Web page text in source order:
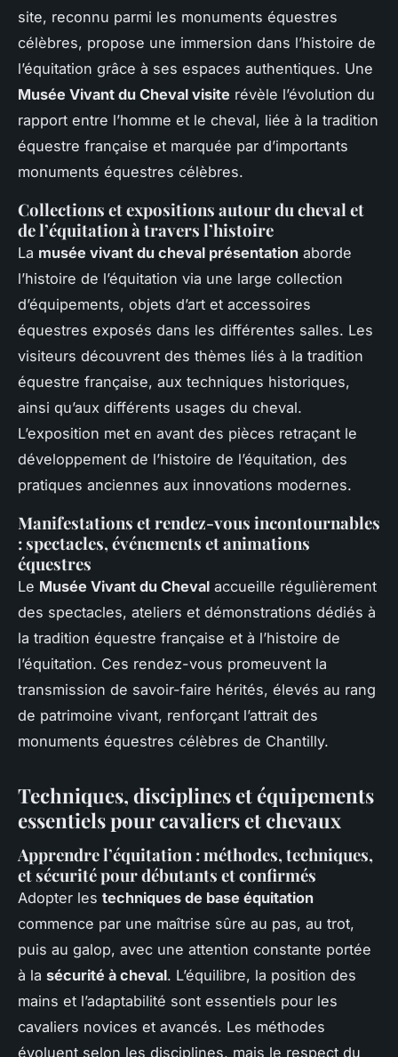
site, reconnu parmi les monuments équestres
célèbres, propose une immersion dans l’histoire de
l’équitation grâce à ses espaces authentiques. Une
Musée Vivant du Cheval visite révèle l’évolution du
rapport entre l’homme et le cheval, liée à la tradition
équestre française et marquée par d’importants
monuments équestres célèbres.
Collections et expositions autour du cheval et
de l’équitation à travers l’histoire
La musée vivant du cheval présentation aborde
l’histoire de l’équitation via une large collection
d’équipements, objets d’art et accessoires
équestres exposés dans les différentes salles. Les
visiteurs découvrent des thèmes liés à la tradition
équestre française, aux techniques historiques,
ainsi qu’aux différents usages du cheval.
L’exposition met en avant des pièces retraçant le
développement de l’histoire de l’équitation, des
pratiques anciennes aux innovations modernes.
Manifestations et rendez-vous incontournables
: spectacles, événements et animations
équestres
Le Musée Vivant du Cheval accueille régulièrement
des spectacles, ateliers et démonstrations dédiés à
la tradition équestre française et à l’histoire de
l’équitation. Ces rendez-vous promeuvent la
transmission de savoir-faire hérités, élevés au rang
de patrimoine vivant, renforçant l’attrait des
monuments équestres célèbres de Chantilly.
Techniques, disciplines et équipements
essentiels pour cavaliers et chevaux
Apprendre l’équitation : méthodes, techniques,
et sécurité pour débutants et confirmés
Adopter les techniques de base équitation
commence par une maîtrise sûre au pas, au trot,
puis au galop, avec une attention constante portée
à la sécurité à cheval. L’équilibre, la position des
mains et l’adaptabilité sont essentiels pour les
cavaliers novices et avancés. Les méthodes
évoluent selon les disciplines, mais le respect du